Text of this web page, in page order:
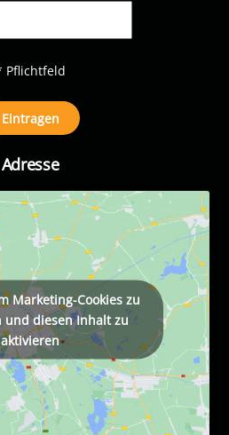
Pflichtfeld
Adresse
Marketing-Cookies zu
und diesen Inhalt zu
aktivieren